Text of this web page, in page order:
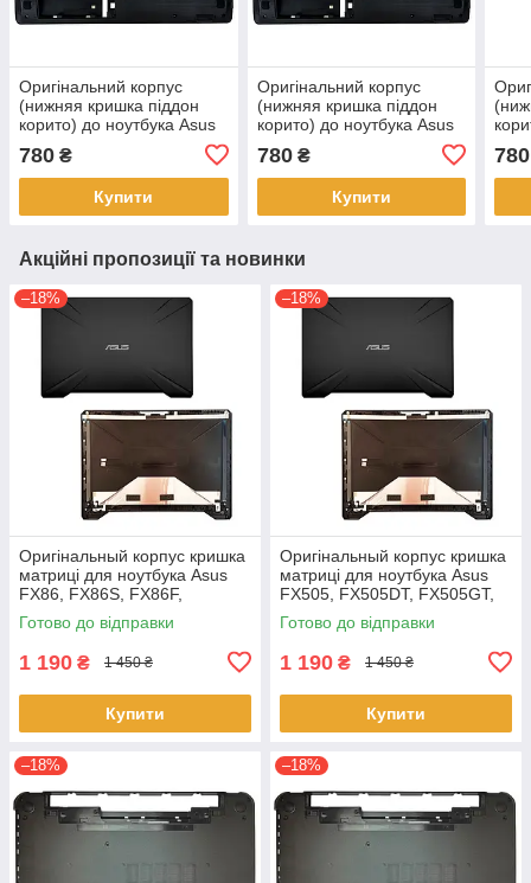
Оригінальний корпус
(нижняя кришка піддон
корито) до ноутбука Asus
X53E X53Z X53U X53TK X53TA
(13GN5710P040)
780 ₴
Купити
Оригінальний корпус
(нижняя кришка піддон
корито) до ноутбука Asus
K53B K53BE K53BR K53BY
K53D (13GN5710P040)
780₴
Купити
780
Акційні пропозиції та новинки
–18%
Оригінальный корпус кришка
матриці для ноутбука Asus
FX86, FX86S, FX86F,
FX86SF Series
Готово до відправки
1 190 ₴ 1 450 ₴
Купити
–18%
Оригінальный корпус кришка
матриці для ноутбука Asus
FX505, FX505DT, FX505GT,
FX505GE, FX505GD,
FX505DD
Готово до відправки
1 190 ₴ 1 450 ₴
Купити
–18% –18%